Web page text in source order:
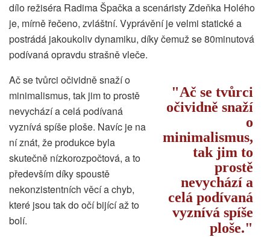
dílo režiséra Radima Špačka a scenáristy Zdeňka Holého
je, mírně řečeno, zvláštní. Vyprávění je velmi statické a
postrádá jakoukoliv dynamiku, díky čemuž se 80minutová
podívaná opravdu strašně vleče.
Ač se tvůrci
očividně snaží
o
minimalismus,
tak jim to
prostě
nevychází a
celá podívaná
vyznívá spíše
ploše.
Ač se tvůrci očividně snaží o
minimalismus, tak jim to prostě
nevychází a celá podívaná
vyznívá spíše ploše. Navíc je na
ní znát, že produkce byla
skutečně nízkorozpočtová, a to
především díky spoustě
nekonzistentních věcí a chyb,
které jsou tak do očí bijící až to
bolí.